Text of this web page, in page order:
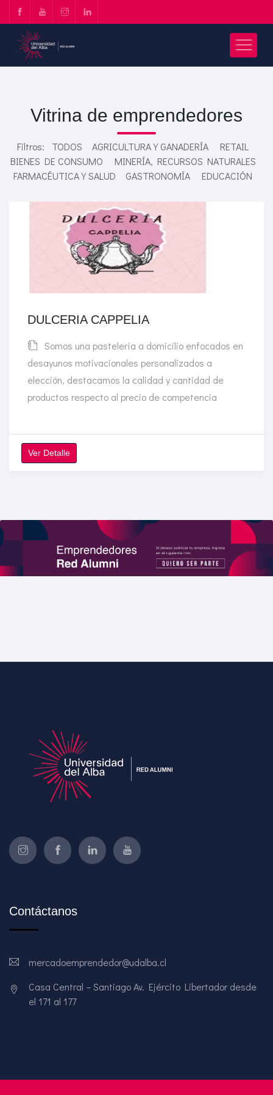
Vitrina de emprendedores
Filtros: TODOS AGRICULTURA Y GANADERÍA
RETAIL
BIENES DE CONSUMO
MINERÍA, RECURSOS NATURALES
FARMACÉUTICA Y SALUD
GASTRONOMÍA EDUCACIÓN
DULCERIA CAPPELIA
Somos una pastelería a domicilio enfocados en
desayunos motivacionales personalizados a
elección, destacamos la calidad y cantidad de
productos respecto al precio de competencia
Ver Detalle
Contáctanos
mercadoemprendedor@udalba.cl
Casa Central – Santiago Av. Ejército Libertador desde
el 171 al 177